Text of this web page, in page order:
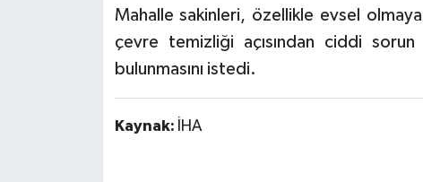
Mahalle sakinleri, özellikle evsel
çevre temizliği açısından ciddi
bulunmasını istedi.
Kaynak: İHA